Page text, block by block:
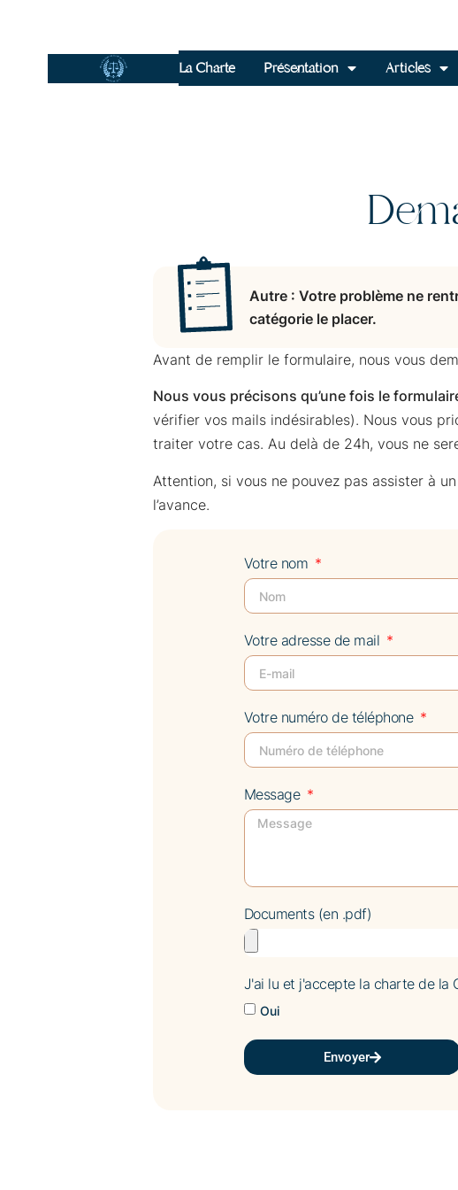
La Charte Présentation Articles
Autre : Votre problème ne
catégorie le placer.
Avant de remplir le formulaire, nous vous
Nous vous précisons qu’une fois le
vérifier vos mails indésirables). Nous vous
traiter votre cas. Au delà de 24h, vous ne
Attention, si vous ne pouvez pas assister à
l’avance.
Votre nom
Votre adresse de mail
Votre numéro de téléphone
Message
Documents (en .pdf)
J'ai lu et j'accepte la charte de la
Oui
Envoyer